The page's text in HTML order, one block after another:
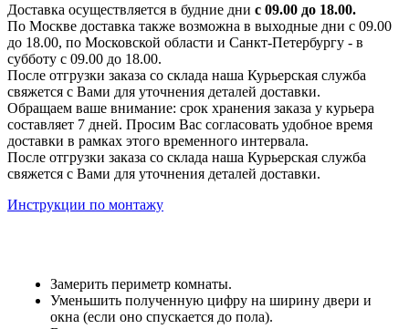
Доставка осуществляется в будние дни с 09.00 до 18.00.
По Москве доставка также возможна в выходные дни с 09.00
до 18.00, по Московской области и Санкт-Петербургу - в
субботу с 09.00 до 18.00.
После отгрузки заказа со склада наша Курьерская служба
свяжется с Вами для уточнения деталей доставки.
Обращаем ваше внимание: срок хранения заказа у курьера
составляет 7 дней. Просим Вас согласовать удобное время
доставки в рамках этого временного интервала.
После отгрузки заказа со склада наша Курьерская служба
свяжется с Вами для уточнения деталей доставки.
Инструкции по монтажу
Замерить периметр комнаты.
Уменьшить полученную цифру на ширину двери и
окна (если оно спускается до пола).